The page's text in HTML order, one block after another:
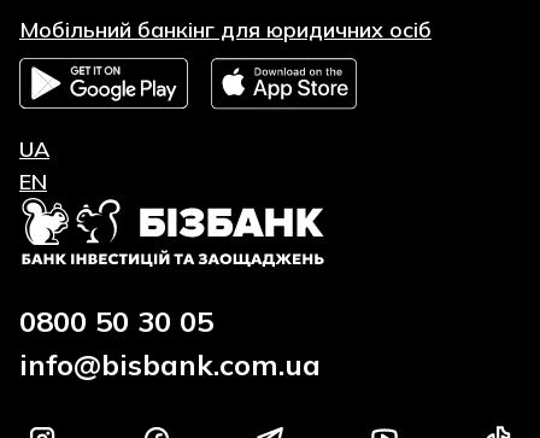
Мобільний банкінг для юридичних осіб
UA
EN
0800 50 30 05
info@bisbank.com.ua